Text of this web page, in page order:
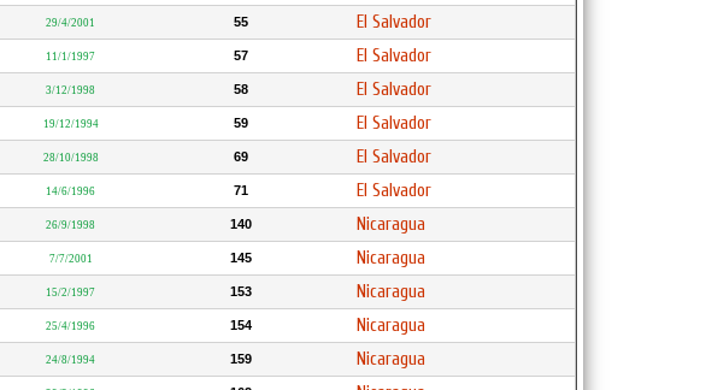
29/4/2001 55 El Salvador
11/1/1997 57 El Salvador
3/12/1998 58 El Salvador
19/12/1994 59 El Salvador
28/10/1998 69 El Salvador
14/6/1996 71 El Salvador
26/9/1998 140 Nicaragua
7/7/2001 145 Nicaragua
15/2/1997 153 Nicaragua
25/4/1996 154 Nicaragua
24/8/1994 159 Nicaragua